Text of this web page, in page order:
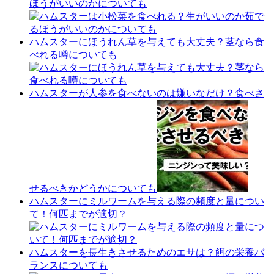
ほうがいいのかについても
ハムスターにほうれん草を与えても大丈夫？茎なら食
べれる噂についても
ハムスターが人参を食べないのは嫌いなだけ？食べさ
せるべきかどうかについても
ハムスターにミルワームを与える際の頻度と量につい
て！何匹までが適切？
ハムスターを長生きさせるためのエサは？餌の栄養バ
ランスについても